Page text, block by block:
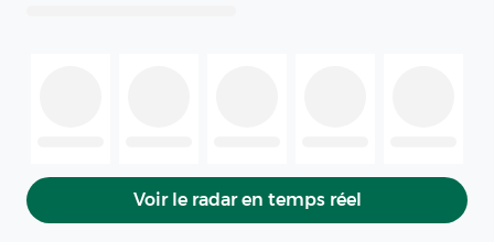
Voir le radar en temps réel